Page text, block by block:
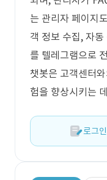
는 관리자 페이지
객 정보 수집, 자
를 텔레그램으로
챗봇은 고객센터
험을 향상시키는
로그